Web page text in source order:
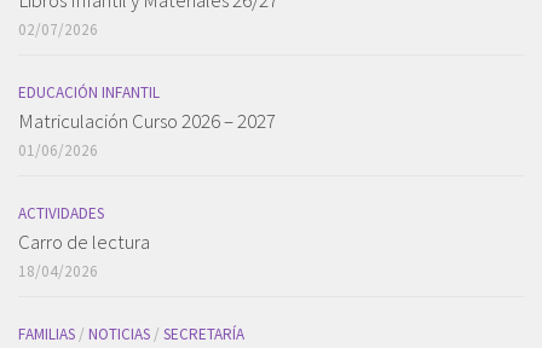
02/07/2026
EDUCACIÓN INFANTIL
Matriculación Curso 2026 – 2027
01/06/2026
ACTIVIDADES
Carro de lectura
18/04/2026
FAMILIAS / NOTICIAS / SECRETARÍA